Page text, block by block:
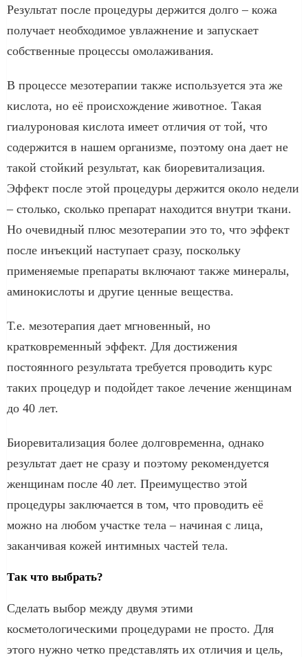
Результат после процедуры держится долго – кожа
получает необходимое увлажнение и запускает
собственные процессы омолаживания.
В процессе мезотерапии также используется эта же
кислота, но её происхождение животное. Такая
гиалуроновая кислота имеет отличия от той, что
содержится в нашем организме, поэтому она дает не
такой стойкий результат, как биоревитализация.
Эффект после этой процедуры держится около недели
– столько, сколько препарат находится внутри ткани.
Но очевидный плюс мезотерапии это то, что эффект
после инъекций наступает сразу, поскольку
применяемые препараты включают также минералы,
аминокислоты и другие ценные вещества.
Т.е. мезотерапия дает мгновенный, но
кратковременный эффект. Для достижения
постоянного результата требуется проводить курс
таких процедур и подойдет такое лечение женщинам
до 40 лет.
Биоревитализация более долговременна, однако
результат дает не сразу и поэтому рекомендуется
женщинам после 40 лет. Преимущество этой
процедуры заключается в том, что проводить её
можно на любом участке тела – начиная с лица,
заканчивая кожей интимных частей тела.
Так что выбрать?
Сделать выбор между двумя этими
косметологическими процедурами не просто. Для
этого нужно четко представлять их отличия и цель,